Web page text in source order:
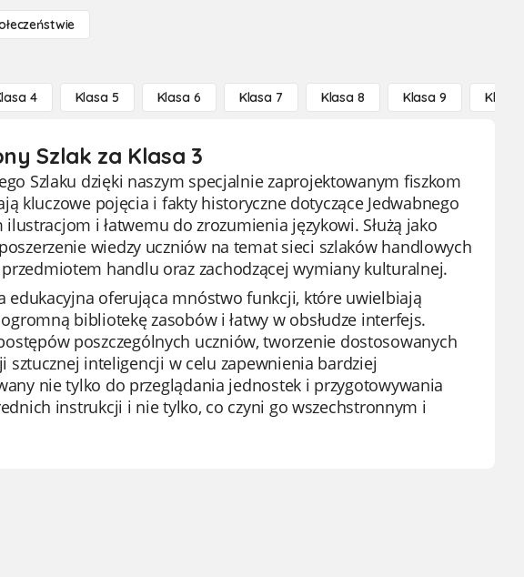
4 Klasa 5 Klasa 6 Klasa 7 Klasa 8 Klasa 9 Klasa
Szlak za Klasa 3
Szlaku dzięki naszym specjalnie zaprojektowanym fiszkom
kluczowe pojęcia i fakty historyczne dotyczące Jedwabnego
i łatwemu do zrozumienia językowi. Służą jako
wiedzy uczniów na temat sieci szlaków handlowych
handlu oraz zachodzącej wymiany kulturalnej.
edukacyjna oferująca mnóstwo funkcji, które uwielbiają
bibliotekę zasobów i łatwy w obsłudze interfejs.
poszczególnych uczniów, tworzenie dostosowanych
sztucznej inteligencji w celu zapewnienia bardziej
nie tylko do przeglądania jednostek i przygotowywania
instrukcji i nie tylko, co czyni go wszechstronnym i